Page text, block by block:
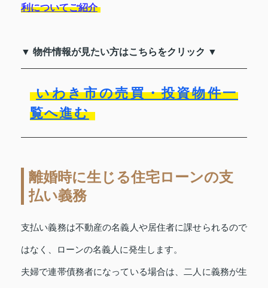
利についてご紹介
▼ 物件情報が見たい方はこちらをクリック ▼
いわき市の売買・投資物件一
覧へ進む
離婚時に生じる住宅ローンの支
払い義務
支払い義務は不動産の名義人や居住者に課せられるので
はなく、ローンの名義人に発生します。
夫婦で連帯債務者になっている場合は、二人に義務が生